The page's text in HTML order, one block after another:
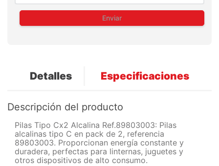
Enviar
Detalles Especificaciones
Descripción del producto
Pilas Tipo Cx2 Alcalina Ref.89803003: Pilas
alcalinas tipo C en pack de 2, referencia
89803003. Proporcionan energía constante y
duradera, perfectas para linternas, juguetes y
otros dispositivos de alto consumo.